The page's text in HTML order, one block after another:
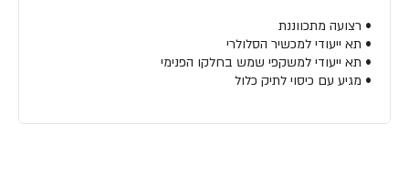
• רצועה מתכווננת
• תא ייעודי למכשיר הסלולרי
• תא ייעודי למשקפי שמש בחלקו הפנימי
• מגיע עם כיסוי לתיק כלול